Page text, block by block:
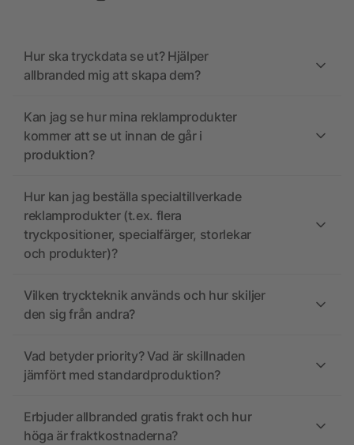
Hur ska tryckdata se ut? Hjälper
allbranded mig att skapa dem?
Kan jag se hur mina reklamprodukter
kommer att se ut innan de går i
produktion?
Hur kan jag beställa specialtillverkade
reklamprodukter (t.ex. flera
tryckpositioner, specialfärger, storlekar
och produkter)?
Vilken tryckteknik används och hur skiljer
den sig från andra?
Vad betyder priority? Vad är skillnaden
jämfört med standardproduktion?
Erbjuder allbranded gratis frakt och hur
höga är fraktkostnaderna?